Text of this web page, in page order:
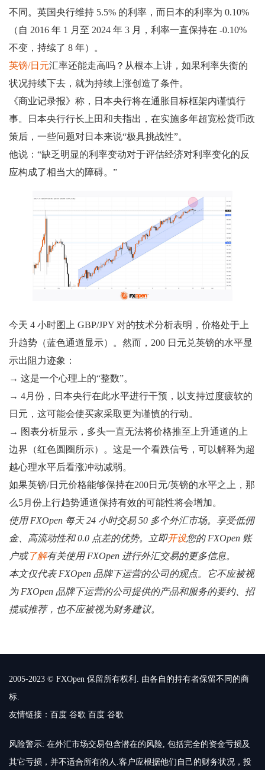
不同。英国央行维持 5.5% 的利率，而日本的利率为 0.10%
（自 2016 年 1 月至 2024 年 3 月，利率一直保持在 -0.10%
不变，持续了 8 年）。
英镑/日元汇率还能走高吗？从根本上讲，如果利率失衡的
状况持续下去，就为持续上涨创造了条件。
《商业记录报》称，日本央行将在通胀目标框架内谨慎行
事。日本央行行长上田和夫指出，在实施多年超宽松货币政
策后，一些问题对日本来说“极具挑战性”。
他说：“缺乏明显的利率变动对于评估经济对利率变化的反
应构成了相当大的障碍。”
今天 4 小时图上 GBP/JPY 对的技术分析表明，价格处于上
升趋势（蓝色通道显示）。然而，200 日元兑英镑的水平显
示出阻力迹象：
→ 这是一个心理上的“整数”。
→ 4月份，日本央行在此水平进行干预，以支持过度疲软的
日元，这可能会使买家采取更为谨慎的行动。
→ 图表分析显示，多头一直无法将价格推至上升通道的上
边界（红色圆圈所示）。这是一个看跌信号，可以解释为超
越心理水平后看涨冲动减弱。
如果英镑/日元价格能够保持在200日元/英镑的水平之上，那
么5月份上行趋势通道保持有效的可能性将会增加。
使用 FXOpen 每天 24 小时交易 50 多个外汇市场。享受低佣
金、高流动性和 0.0 点差的优势。立即开设您的 FXOpen 账
户或了解有关使用 FXOpen 进行外汇交易的更多信息。
本文仅代表 FXOpen 品牌下运营的公司的观点。它不应被视
为 FXOpen 品牌下运营的公司提供的产品和服务的要约、招
揽或推荐，也不应被视为财务建议。
2005-2023 © FXOpen 保留所有权利. 由各自的持有者保留不同的商
标.
友情链接： 百度 谷歌 百度 谷歌
风险警示: 在外汇市场交易包含潜在的风险, 包括完全的资金亏损及
其它亏损，并不适合所有的人.客户应根据他们自己的财务状况，投